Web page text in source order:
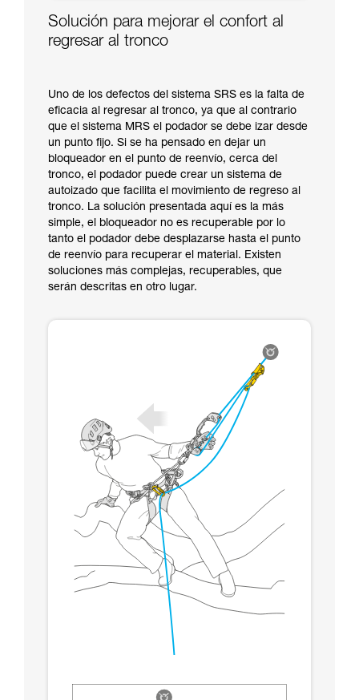
Solución para mejorar el confort al
regresar al tronco
Uno de los defectos del sistema SRS es la falta de
eficacia al regresar al tronco, ya que al contrario
que el sistema MRS el podador se debe izar desde
un punto fijo. Si se ha pensado en dejar un
bloqueador en el punto de reenvío, cerca del
tronco, el podador puede crear un sistema de
autoizado que facilita el movimiento de regreso al
tronco. La solución presentada aquí es la más
simple, el bloqueador no es recuperable por lo
tanto el podador debe desplazarse hasta el punto
de reenvío para recuperar el material. Existen
soluciones más complejas, recuperables, que
serán descritas en otro lugar.